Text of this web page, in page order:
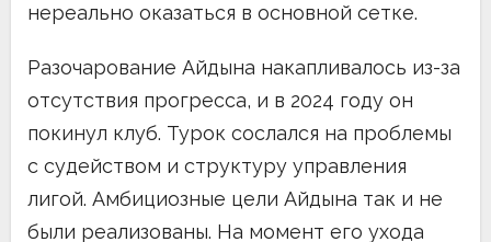
нереально оказаться в основной сетке.
Разочарование Айдына накапливалось из-за
отсутствия прогресса, и в 2024 году он
покинул клуб. Турок сослался на проблемы
с судейством и структуру управления
лигой. Амбициозные цели Айдына так и не
были реализованы. На момент его ухода